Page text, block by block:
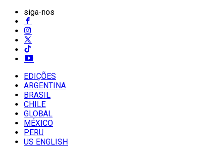
siga-nos
EDIÇÕES
ARGENTINA
BRASIL
CHILE
GLOBAL
MÉXICO
PERU
US ENGLISH